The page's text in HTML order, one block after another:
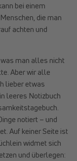
bei einem
die man
achten und
man alles nicht
Aber wir alle
lieber etwas
leeres Notizbuch
notiert – und
Auf keiner Seite ist
widmet sich
und überlegen: